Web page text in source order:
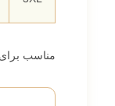
مناسب